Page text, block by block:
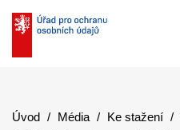
Úvod Média Ke stažení